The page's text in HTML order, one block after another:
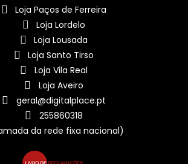
Loja Paços de Ferreira
Loja Lordelo
Loja Lousada
Loja Santo Tirso
Loja Vila Real
Loja Aveiro
geral@digitalplace.pt
255860318
da rede fixa nacional)